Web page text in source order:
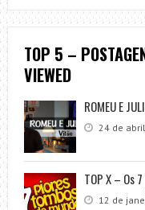
TOP 5 –
VIEWED
ROMEU E
24 de
TOP X – Os
12 de